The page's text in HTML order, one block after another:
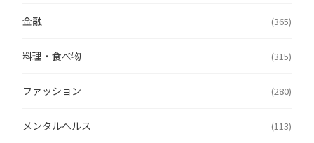
金融 (365)
料理・食べ物 (315)
ファッション (280)
メンタルヘルス (113)